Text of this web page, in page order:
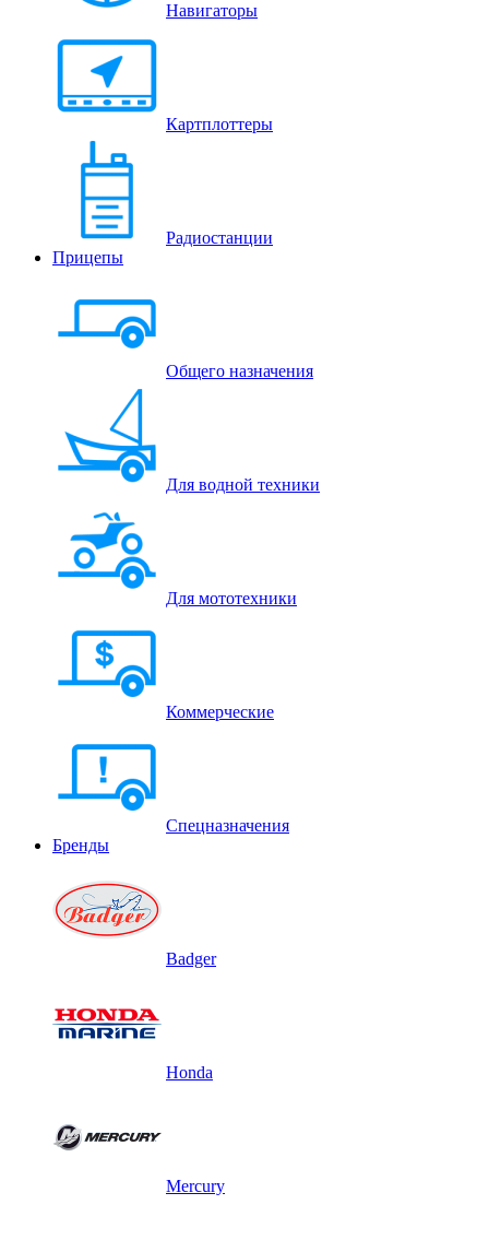
Навигаторы
Картплоттеры
Радиостанции
Прицепы
Общего назначения
Для водной техники
Для мототехники
Коммерческие
Спецназначения
Бренды
Badger
Honda
Mercury